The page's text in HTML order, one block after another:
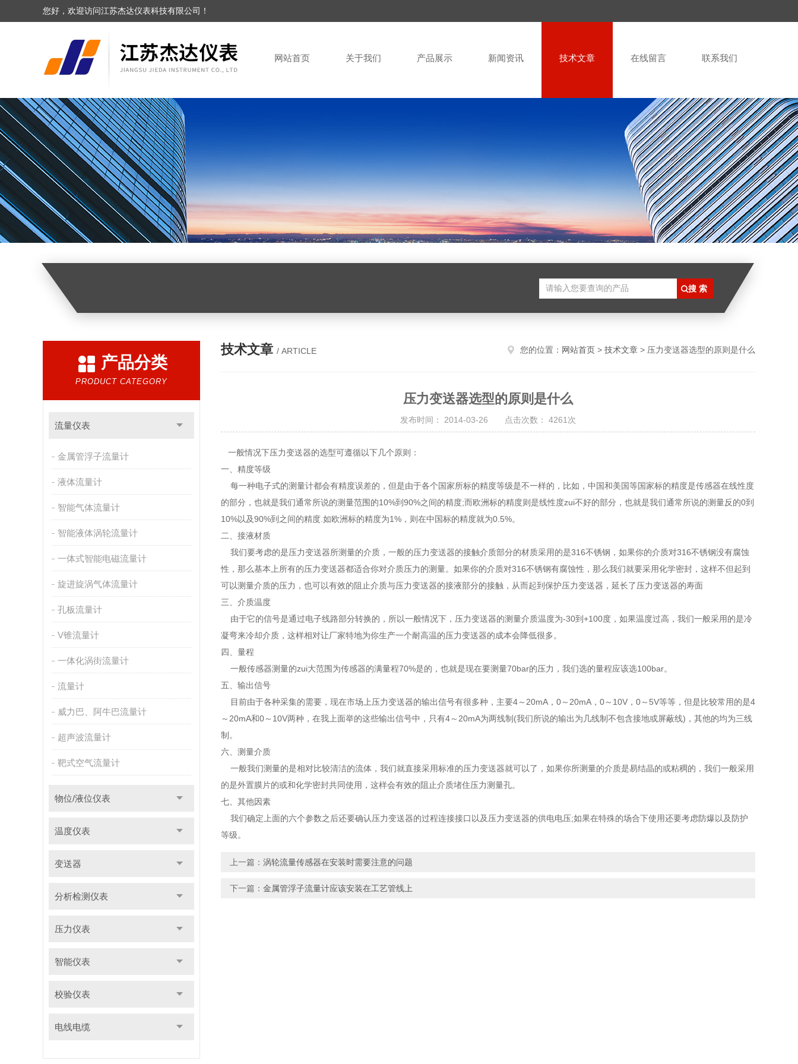
您好，欢迎访问江苏杰达仪表科技有限公司！
网站首页 关于我们 产品展示 新闻资讯 技术文章 在线留言 联系我们
产品分类
PRODUCT CATEGORY
流量仪表
金属管浮子流量计
液体流量计
智能气体流量计
智能液体涡轮流量计
一体式智能电磁流量计
旋进旋涡气体流量计
孔板流量计
V锥流量计
一体化涡街流量计
流量计
威力巴、阿牛巴流量计
超声波流量计
靶式空气流量计
物位/液位仪表
温度仪表
变送器
分析检测仪表
压力仪表
智能仪表
校验仪表
电线电缆
技术文章 / ARTICLE 您的位置： 网站首页 > 技术文章 > 压力变送器选型的原则是什么
压力变送器选型的原则是什么
发布时间： 2014-03-26 点击次数： 4261次
一般情况下压力变送器的选型可遵循以下几个原则：
一、精度等级
每一种电子式的测量计都会有精度误差的，但是由于各个国家所标的精度等级是不一样的，比如，中国和美国等国家标的精度是传感器在线性度
的部分，也就是我们通常所说的测量范围的10%到90%之间的精度;而欧洲标的精度则是线性度zui不好的部分，也就是我们通常所说的测量反的0到
10%以及90%到之间的精度.如欧洲标的精度为1%，则在中国标的精度就为0.5%。
二、接液材质
我们要考虑的是压力变送器所测量的介质，一般的压力变送器的接触介质部分的材质采用的是316不锈钢，如果你的介质对316不锈钢没有腐蚀
性，那么基本上所有的压力变送器都适合你对介质压力的测量。如果你的介质对316不锈钢有腐蚀性，那么我们就要采用化学密封，这样不但起到
可以测量介质的压力，也可以有效的阻止介质与压力变送器的接液部分的接触，从而起到保护压力变送器，延长了压力变送器的寿面
三、介质温度
由于它的信号是通过电子线路部分转换的，所以一般情况下，压力变送器的测量介质温度为-30到+100度，如果温度过高，我们一般采用的是冷
凝弯来冷却介质，这样相对让厂家特地为你生产一个耐高温的压力变送器的成本会降低很多。
四、量程
一般传感器测量的zui大范围为传感器的满量程70%是的，也就是现在要测量70bar的压力，我们选的量程应该选100bar。
五、输出信号
目前由于各种采集的需要，现在市场上压力变送器的输出信号有很多种，主要4～20mA，0～20mA，0～10V，0～5V等等，但是比较常用的是4
～20mA和0～10V两种，在我上面举的这些输出信号中，只有4～20mA为两线制(我们所说的输出为几线制不包含接地或屏蔽线)，其他的均为三线
制。
六、测量介质
一般我们测量的是相对比较清洁的流体，我们就直接采用标准的压力变送器就可以了，如果你所测量的介质是易结晶的或粘稠的，我们一般采用
的是外置膜片的或和化学密封共同使用，这样会有效的阻止介质堵住压力测量孔。
七、其他因素
我们确定上面的六个参数之后还要确认压力变送器的过程连接接口以及压力变送器的供电电压;如果在特殊的场合下使用还要考虑防爆以及防护
等级。
上一篇： 涡轮流量传感器在安装时需要注意的问题
下一篇： 金属管浮子流量计应该安装在工艺管线上